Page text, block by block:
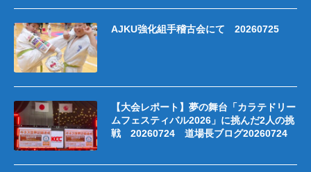
AJKU強化組手稽古会にて 20260725
【大会レポート】夢の舞台「カラテドリー
ムフェスティバル2026」に挑んだ2人の挑
戦 20260724 道場長ブログ20260724